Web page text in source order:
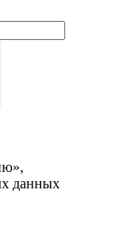
данных